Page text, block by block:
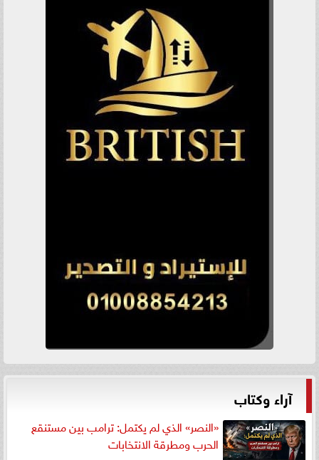
آراء وكتاب
«النصر» الذي لم يكتمل: ترامب بين مستنقع
الحرب ومطرقة الانتخابات